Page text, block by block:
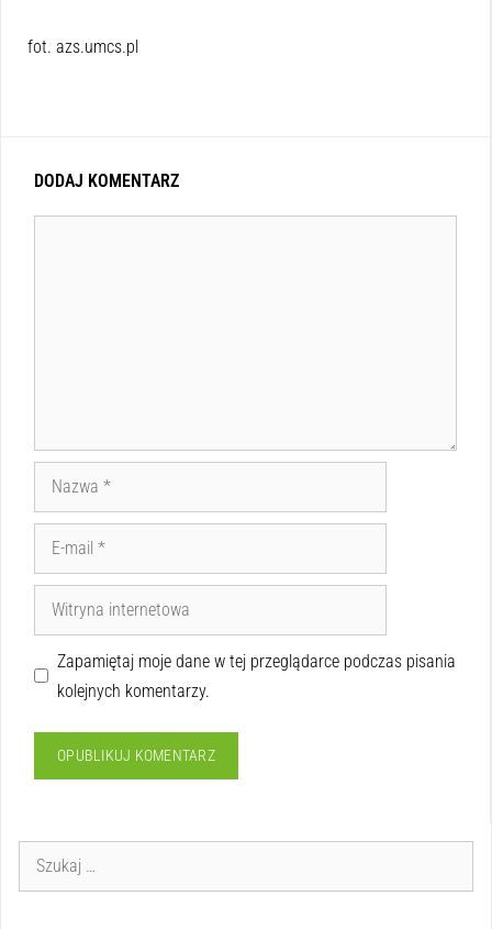
fot. azs.umcs.pl
DODAJ KOMENTARZ
Zapamiętaj moje dane w tej przeglądarce podczas pisania
kolejnych komentarzy.